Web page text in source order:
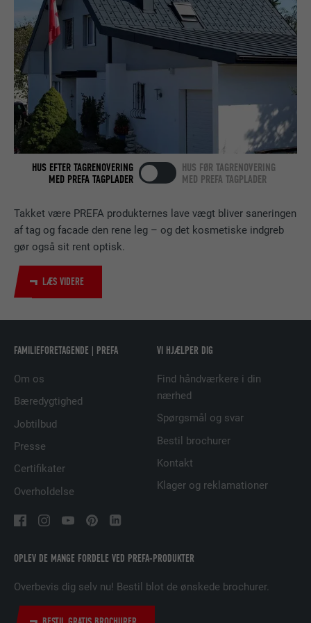
Takket være PREFA produkternes lave vægt bliver saneringen
af tag og facade den rene leg – og det kosmetiske indgreb
gør også sit rent optisk.
LÆS VIDERE
HUS EFTER TAGRENOVERING
MED PREFA TAGPLADER
HUS FØR TAGRENOVERING
MED PREFA TAGPLADER
OPLEV DE MANGE FORDELE VED PREFA-PRODUKTER
Overbevis dig selv nu! Bestil blot de ønskede brochurer.
FAMILIEFORETAGENDE | PREFA
Om os
Bæredygtighed
Jobtilbud
Presse
Certifikater
Overholdelse
VI HJÆLPER DIG
Find håndværkere i din
nærhed
Spørgsmål og svar
Bestil brochurer
Kontakt
Klager og reklamationer
Indeholder ingen identifikatorer.
FORLØB Session
FORMÅL
Indstilles af LinkedIn, når et websted
indeholder et indlejret "Følg os"-vindue.
NAVN bcookie
UDBYDER LinkedIn
FORLØB 2 år
FORMÅL
LinkedIn til at spore brugen af indlejrede
tjenester.
FORMÅL
LinkedIn til at spore brugen af indlejrede
NAVN UserMatchHistory
FORMÅL
flere websteder for at præsentere relevante
præferencer.